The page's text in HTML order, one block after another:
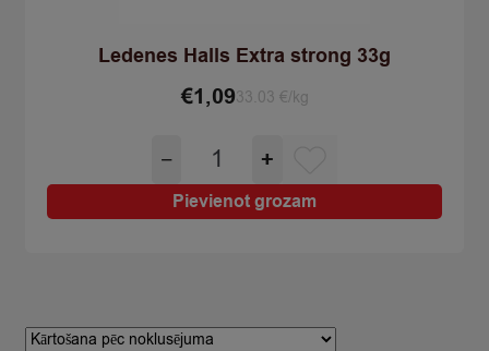
Ledenes Halls Extra strong 33g
€1,0933.03 €/kg
−
Ledenes
Halls
Extra
strong
+
Pievienot grozam